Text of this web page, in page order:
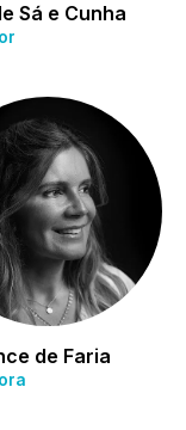
Sá e Cunha
de Faria